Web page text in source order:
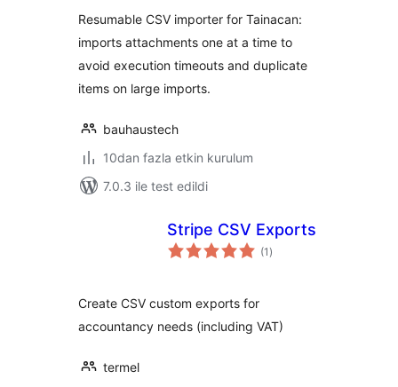
Resumable CSV importer for Tainacan:
imports attachments one at a time to
avoid execution timeouts and duplicate
items on large imports.
bauhaustech
10dan fazla etkin kurulum
7.0.3 ile test edildi
Stripe CSV Exports
(1 toplam
puan
)
Create CSV custom exports for
accountancy needs (including VAT)
termel